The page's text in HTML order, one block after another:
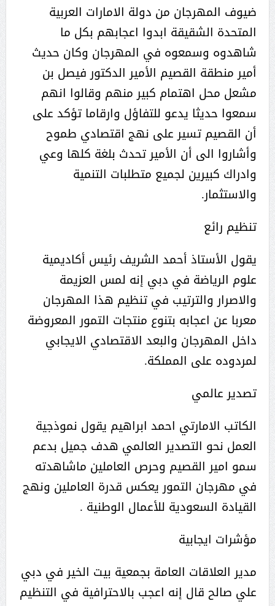
ضيوف المهرجان من دولة الامارات العربية
المتحدة الشقيقة ابدوا اعجابهم بكل ما
شاهدوه وسمعوه في المهرجان وكان حديث
أمير منطقة القصيم الأمير الدكتور فيصل بن
مشعل محل اهتمام كبير منهم وقالوا انهم
سمعوا حديثا يدعو للتفاؤل وارقاما تؤكد على
أن القصيم تسير على نهج اقتصادي طموح
وأشاروا الى أن الأمير تحدث بلغة كلها وعي
وادراك كبيرين لجميع متطلبات التنمية
والاستثمار.
تنظيم رائع
يقول الأستاذ أحمد الشريف رئيس أكاديمية
علوم الرياضة في دبي إنه لمس العزيمة
والاصرار والترتيب في تنظيم هذا المهرجان
معربا عن اعجابه بتنوع منتجات التمور المعروضة
داخل المهرجان والبعد الاقتصادي الايجابي
لمردوده على المملكة.
تصدير عالمي
الكاتب الامارتي احمد ابراهيم يقول نموذجية
العمل نحو التصدير العالمي هدف جميل بدعم
سمو امير القصيم وحرص العاملين ماشاهدته
في مهرجان التمور يعكس قدرة العاملين ونهج
القيادة السعودية للأعمال الوطنية .
مؤشرات ايجابية
مدير العلاقات العامة بجمعية بيت الخير في دبي
علي صالح قال إنه اعجب بالاحترافية في التنظيم